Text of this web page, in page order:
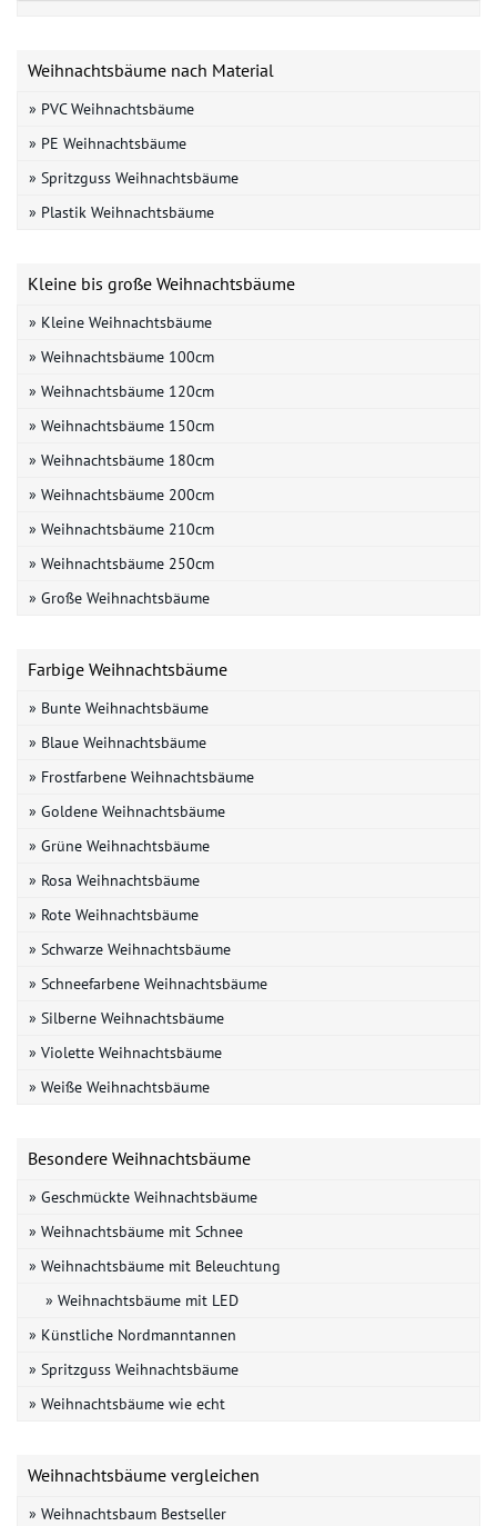
Weihnachtsbäume nach Material
» PVC Weihnachtsbäume
» PE Weihnachtsbäume
» Spritzguss Weihnachtsbäume
» Plastik Weihnachtsbäume
Kleine bis große Weihnachtsbäume
» Kleine Weihnachtsbäume
» Weihnachtsbäume 100cm
» Weihnachtsbäume 120cm
» Weihnachtsbäume 150cm
» Weihnachtsbäume 180cm
» Weihnachtsbäume 200cm
» Weihnachtsbäume 210cm
» Weihnachtsbäume 250cm
» Große Weihnachtsbäume
Farbige Weihnachtsbäume
» Bunte Weihnachtsbäume
» Blaue Weihnachtsbäume
» Frostfarbene Weihnachtsbäume
» Goldene Weihnachtsbäume
» Grüne Weihnachtsbäume
» Rosa Weihnachtsbäume
» Rote Weihnachtsbäume
» Schwarze Weihnachtsbäume
» Schneefarbene Weihnachtsbäume
» Silberne Weihnachtsbäume
» Violette Weihnachtsbäume
» Weiße Weihnachtsbäume
Besondere Weihnachtsbäume
» Geschmückte Weihnachtsbäume
» Weihnachtsbäume mit Schnee
» Weihnachtsbäume mit Beleuchtung
» Weihnachtsbäume mit LED
» Künstliche Nordmanntannen
» Spritzguss Weihnachtsbäume
» Weihnachtsbäume wie echt
Weihnachtsbäume vergleichen
» Weihnachtsbaum Bestseller